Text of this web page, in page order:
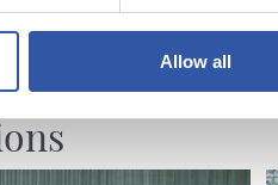
Allow all
de